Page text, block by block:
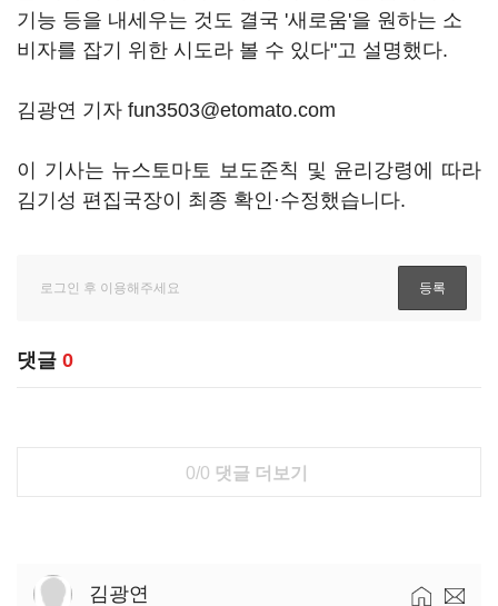
기능 등을 내세우는 것도 결국 '새로움'을 원하는 소
비자를 잡기 위한 시도라 볼 수 있다"고 설명했다.
김광연 기자 fun3503@etomato.com
이 기사는 뉴스토마토 보도준칙 및 윤리강령에 따라
김기성 편집국장이 최종 확인·수정했습니다.
댓글 0
0/0 댓글 더보기
김광연